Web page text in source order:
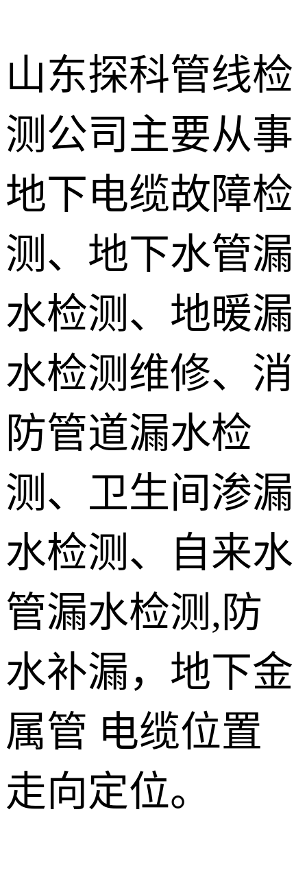
山东探科管线检
测公司主要从事
地下电缆故障检
测、地下水管漏
水检测、地暖漏
水检测维修、消
防管道漏水检
测、卫生间渗漏
水检测、自来水
管漏水检测,防
水补漏，地下金
属管 电缆位置
走向定位。
地下暗管漏
水检测
卫生间渗漏
水检测
地暖漏水检
测
壁挂炉维修
防水补漏
障检测
测漏水设备
训